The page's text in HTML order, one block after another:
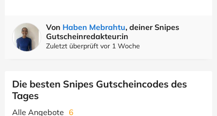
Von Haben Mebrahtu, deiner Snipes
Gutscheinredakteur:in
Zuletzt überprüft vor 1 Woche
Die besten Snipes Gutscheincodes des
Tages
Alle Angebote 6